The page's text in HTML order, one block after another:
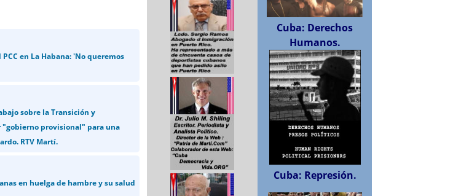
en La Habana: 'No queremos
sobre la Transición y
"gobierno provisional" para una
RTV Martí.
en huelga de hambre y su salud
Cuba: Derechos
Humanos.
Cuba: Represión.